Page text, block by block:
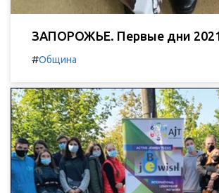
ЗАПОРОЖЬЕ. Первые дни
#Община